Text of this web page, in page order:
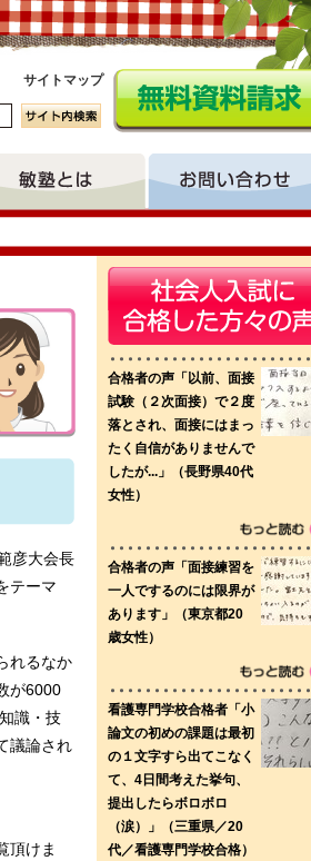
サイトマップ
看護専門学校
ラーザ看護学校
学院専門学校
リテーション学院 共立女子大学看護学
帝京科学大学 八戸看護専門学校
彦大会長
テーマ
れるなか
が6000
識・技
議論され
頂けま